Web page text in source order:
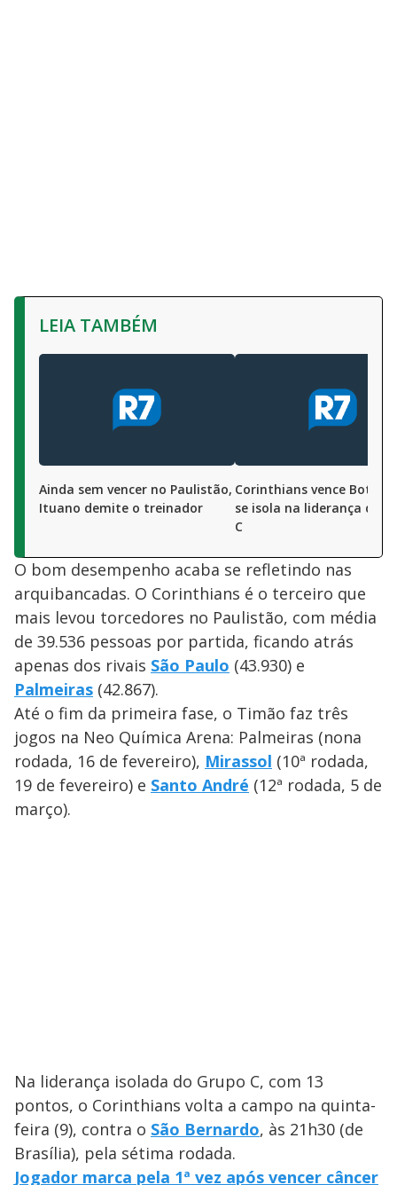
LEIA TAMBÉM
Ainda sem vencer no Paulistão,
Ituano demite o treinador
Corinthians vence
se isola na liderança do
C
O bom desempenho acaba se refletindo nas
arquibancadas. O Corinthians é o terceiro que
mais levou torcedores no Paulistão, com média
de 39.536 pessoas por partida, ficando atrás
apenas dos rivais São Paulo (43.930) e
Palmeiras (42.867).
Até o fim da primeira fase, o Timão faz três
jogos na Neo Química Arena: Palmeiras (nona
rodada, 16 de fevereiro), Mirassol (10ª rodada,
19 de fevereiro) e Santo André (12ª rodada, 5 de
março).
Na liderança isolada do Grupo C, com 13
pontos, o Corinthians volta a campo na quinta-
feira (9), contra o São Bernardo, às 21h30 (de
Brasília), pela sétima rodada.
Jogador marca pela 1ª vez após vencer câncer